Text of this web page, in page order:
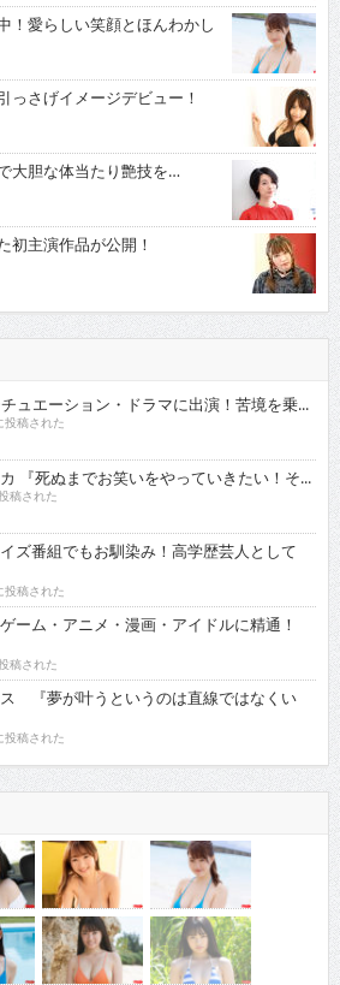
愛らしい笑顔とほんわかし
さげイメージデビュー！
大胆な体当たり艶技を…
主演作品が公開！
ュエーション・ドラマに出演！苦境を乗...
稿された
『死ぬまでお笑いをやっていきたい！そ...
稿された
ズ番組でもお馴染み！高学歴芸人として
稿された
ーム・アニメ・漫画・アイドルに精通！
稿された
『夢が叶うというのは直線ではなくい
稿された